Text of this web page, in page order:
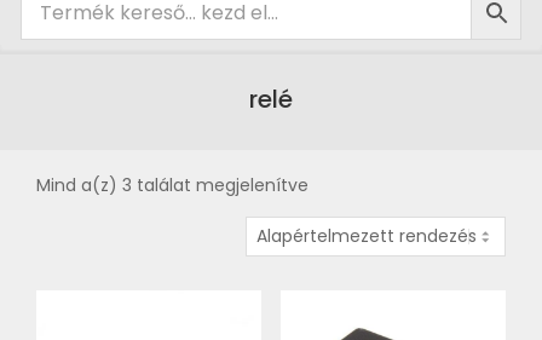
relé
Mind a(z) 3 találat megjelenítve